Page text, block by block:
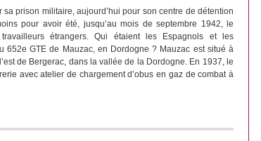
prison militaire, aujourd’hui pour son centre de détention
pour avoir été, jusqu’au mois de septembre 1942, le
étrangers. Qui étaient les Espagnols et les
652e GTE de Mauzac, en Dordogne ? Mauzac est situé à
de Bergerac, dans la vallée de la Dordogne. En 1937, le
avec atelier de chargement d’obus en gaz de combat à